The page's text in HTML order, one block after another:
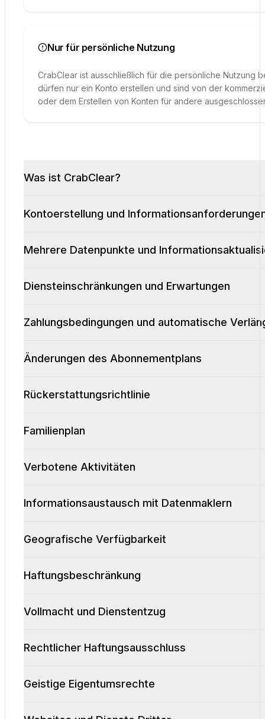
Nur für persönliche Nutzung
CrabClear ist ausschließlich für die persönliche Nutzung
dürfen nur ein Konto erstellen und sind von der
oder dem Erstellen von Konten für andere
Was ist CrabClear?
Kontoerstellung und
Mehrere Datenpunkte und
Diensteinschränkungen und Erwartungen
Zahlungsbedingungen und automatische
Änderungen des Abonnementplans
Rückerstattungsrichtlinie
Familienplan
Verbotene Aktivitäten
Informationsaustausch mit Datenmaklern
Geografische Verfügbarkeit
Haftungsbeschränkung
Vollmacht und Dienstentzug
Rechtlicher Haftungsausschluss
Geistige Eigentumsrechte